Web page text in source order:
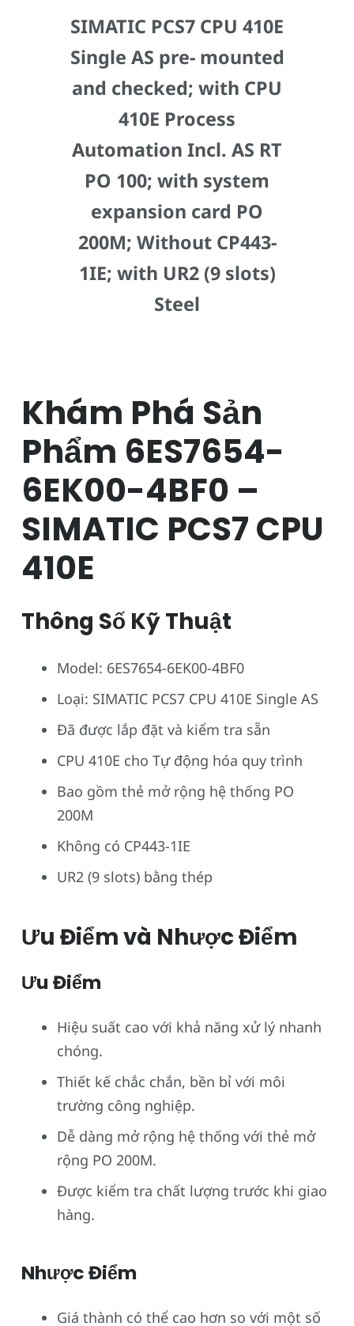
SIMATIC PCS7 CPU 410E
Single AS pre- mounted
and checked; with CPU
410E Process
Automation Incl. AS RT
PO 100; with system
expansion card PO
200M; Without CP443-
1IE; with UR2 (9 slots)
Steel
Khám Phá Sản
Phẩm 6ES7654-
6EK00-4BF0 –
SIMATIC PCS7 CPU
410E
Thông Số Kỹ Thuật
Model: 6ES7654-6EK00-4BF0
Loại: SIMATIC PCS7 CPU 410E Single AS
Đã được lắp đặt và kiểm tra sẵn
CPU 410E cho Tự động hóa quy trình
Bao gồm thẻ mở rộng hệ thống PO
200M
Không có CP443-1IE
UR2 (9 slots) bằng thép
Ưu Điểm và Nhược Điểm
Ưu Điểm
Hiệu suất cao với khả năng xử lý nhanh
chóng.
Thiết kế chắc chắn, bền bỉ với môi
trường công nghiệp.
Dễ dàng mở rộng hệ thống với thẻ mở
rộng PO 200M.
Được kiểm tra chất lượng trước khi giao
hàng.
Nhược Điểm
Giá thành có thể cao hơn so với một số